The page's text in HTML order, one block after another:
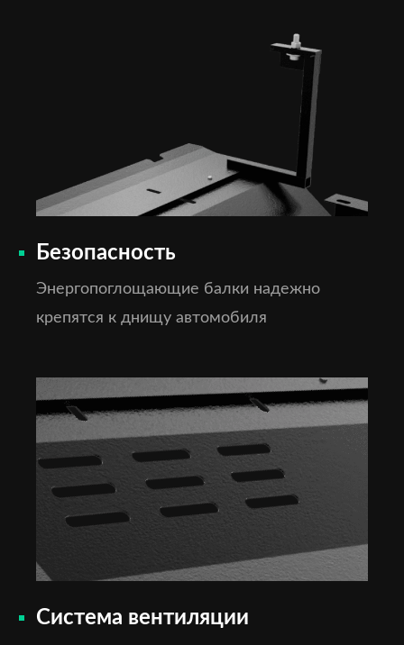
Безопасность
Энергопоглощающие балки надежно
крепятся к днищу автомобиля
Система вентиляции